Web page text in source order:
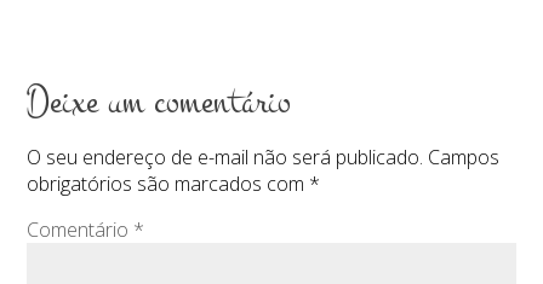
Deixe um comentário
O seu endereço de e-mail não será publicado. Campos
obrigatórios são marcados com *
Comentário *